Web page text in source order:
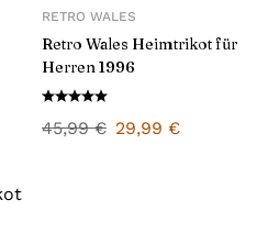
RETRO WALES
Retro Wales Heimtrikot für
Herren 1996
45,99€ 29,99 €